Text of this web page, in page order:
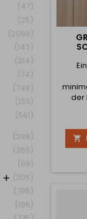
47
25
2060
143
214
74
749
133
581
298
259
69
206
786
196
der
mm
